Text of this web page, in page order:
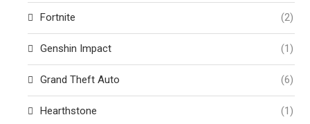
Fortnite (2)
Genshin Impact (1)
Grand Theft Auto (6)
Hearthstone (1)